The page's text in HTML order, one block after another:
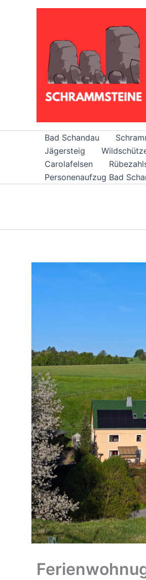
Bad Schandau
Jägersteig
Carolafelsen
Personenaufzug Bad